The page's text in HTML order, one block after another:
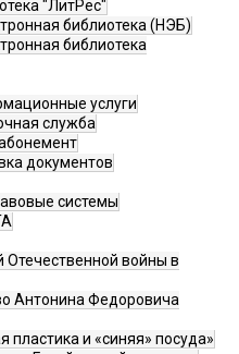
"ЛитРес"
библиотека (НЭБ)
библиотека
услуги
служба
документов
системы
Отечественной войны в
Антонина Федоровича
пластика и «синяя» посуда»